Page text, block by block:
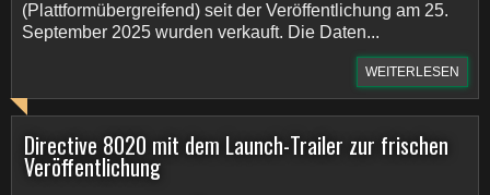
(Plattformübergreifend) seit der Veröffentlichung am 25.
September 2025 wurden verkauft. Die Daten...
WEITERLESEN
Directive 8020 mit dem Launch-Trailer zur frischen
Veröffentlichung